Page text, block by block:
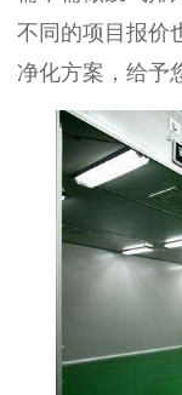
不同的项目报价
净化方案，给予